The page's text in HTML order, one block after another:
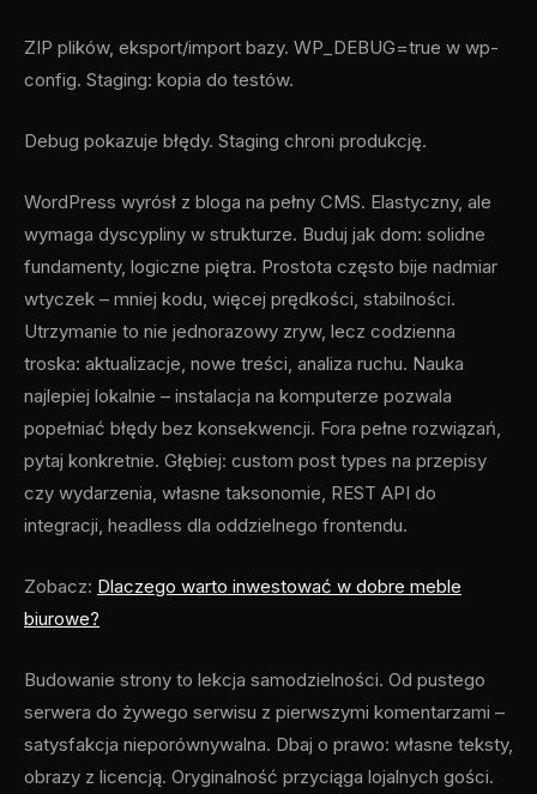
ZIP plików, eksport/import bazy. WP_DEBUG=true w wp-
config. Staging: kopia do testów.
Debug pokazuje błędy. Staging chroni produkcję.
WordPress wyrósł z bloga na pełny CMS. Elastyczny, ale
wymaga dyscypliny w strukturze. Buduj jak dom: solidne
fundamenty, logiczne piętra. Prostota często bije nadmiar
wtyczek – mniej kodu, więcej prędkości, stabilności.
Utrzymanie to nie jednorazowy zryw, lecz codzienna
troska: aktualizacje, nowe treści, analiza ruchu. Nauka
najlepiej lokalnie – instalacja na komputerze pozwala
popełniać błędy bez konsekwencji. Fora pełne rozwiązań,
pytaj konkretnie. Głębiej: custom post types na przepisy
czy wydarzenia, własne taksonomie, REST API do
integracji, headless dla oddzielnego frontendu.
Zobacz: Dlaczego warto inwestować w dobre meble
biurowe?
Budowanie strony to lekcja samodzielności. Od pustego
serwera do żywego serwisu z pierwszymi komentarzami –
satysfakcja nieporównywalna. Dbaj o prawo: własne teksty,
obrazy z licencją. Oryginalność przyciąga lojalnych gości.